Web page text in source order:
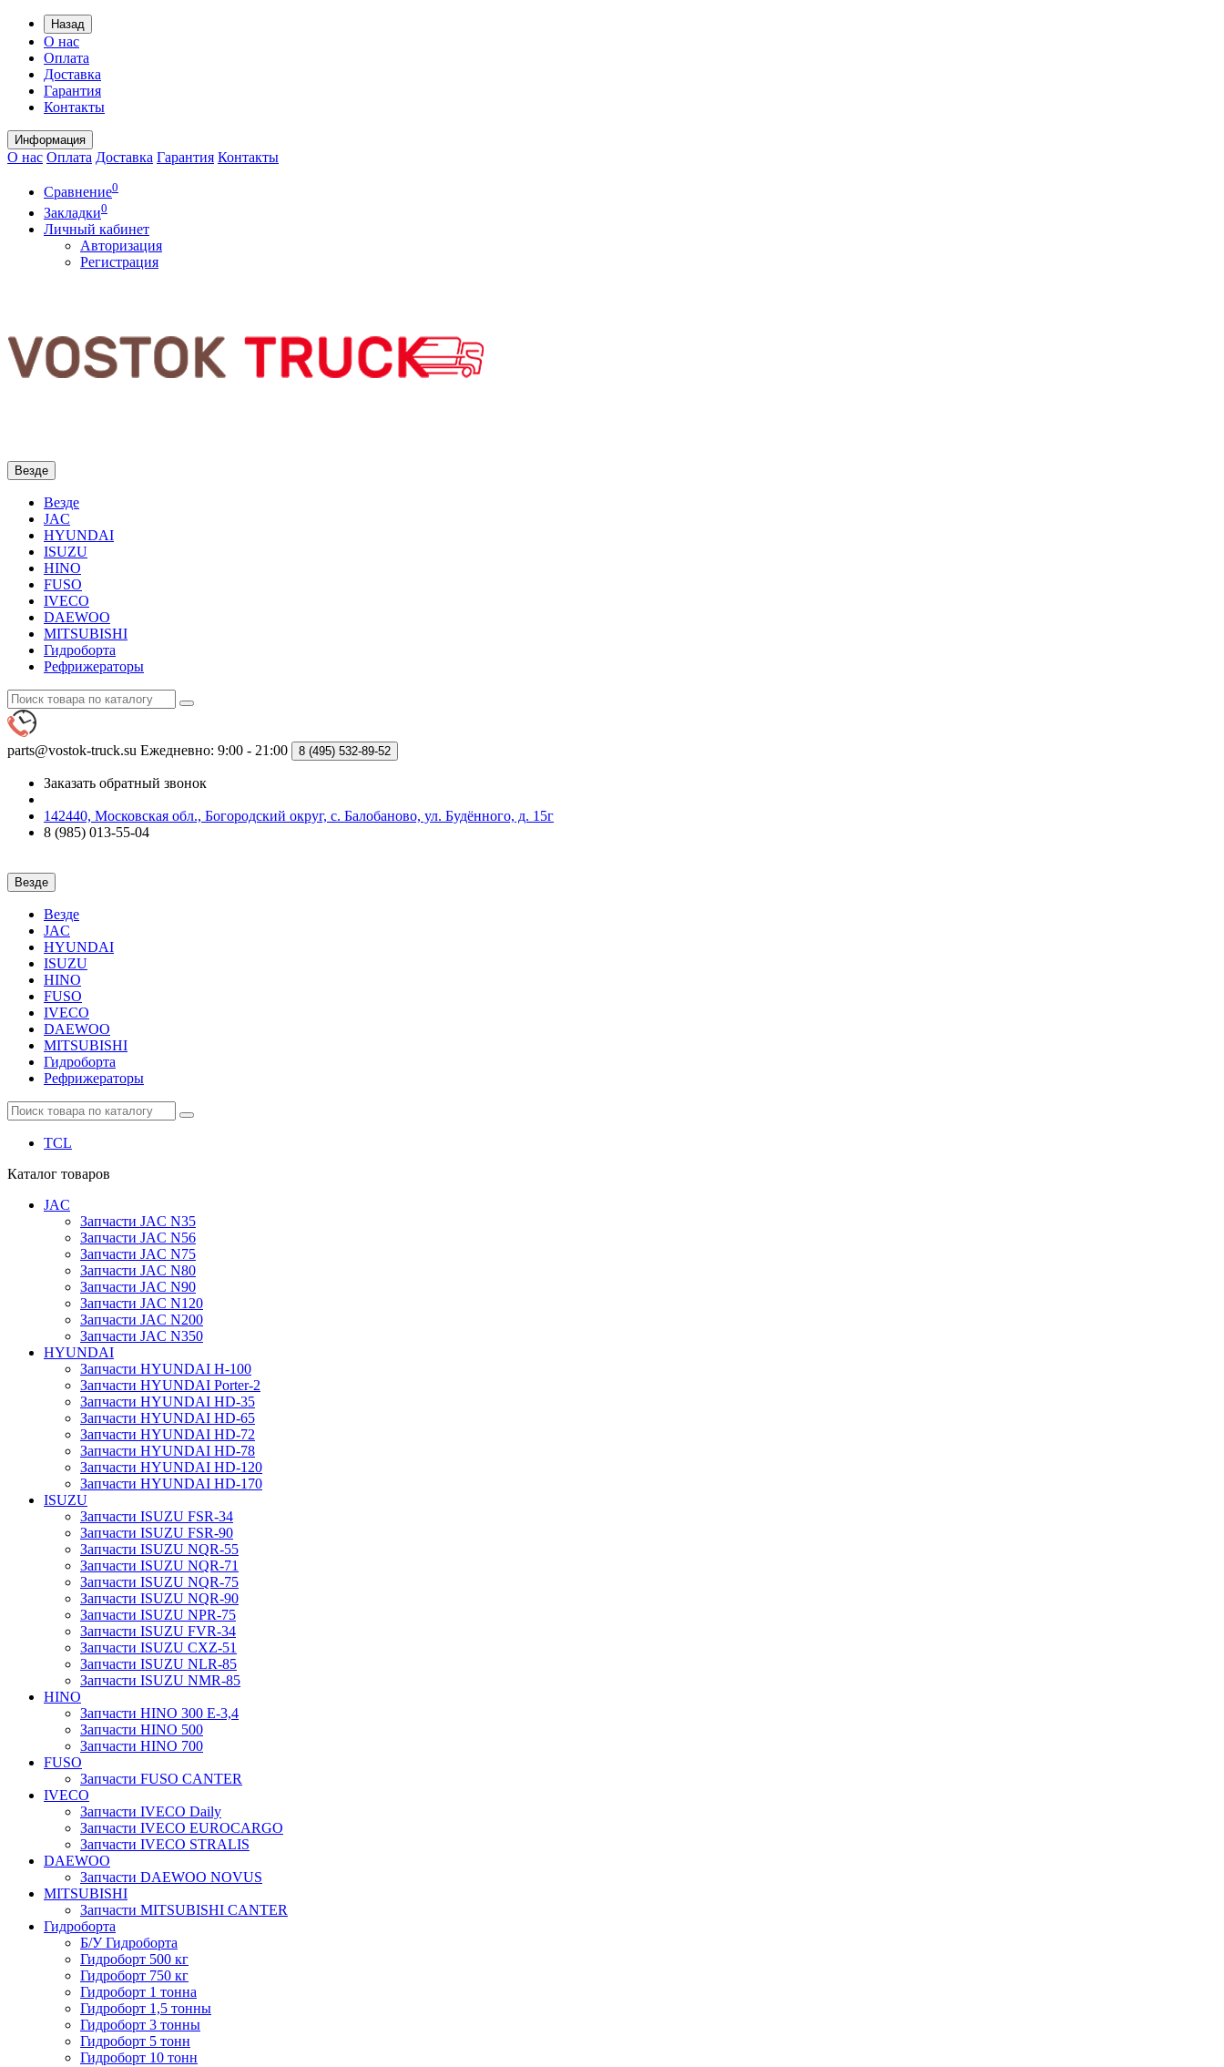
Назад
О нас
Оплата
Доставка
Гарантия
Контакты
Информация
О нас Оплата Доставка Гарантия Контакты
Сравнение0
Закладки0
Личный кабинет
Авторизация
Регистрация
Везде
Везде
JAC
HYUNDAI
ISUZU
HINO
FUSO
IVECO
DAEWOO
MITSUBISHI
Гидроборта
Рефрижераторы
parts@vostok-truck.su Ежедневно: 9:00 - 21:00 8 (495) 532-89-52
Заказать обратный звонок
142440, Московская обл., Богородский округ, с. Балобаново, ул. Будённого, д. 15г
8 (985) 013-55-04
Везде
Везде
JAC
HYUNDAI
ISUZU
HINO
FUSO
IVECO
DAEWOO
MITSUBISHI
Гидроборта
Рефрижераторы
TCL
Каталог товаров
JAC
Запчасти JAC N35
Запчасти JAC N56
Запчасти JAC N75
Запчасти JAC N80
Запчасти JAC N90
Запчасти JAC N120
Запчасти JAC N200
Запчасти JAC N350
HYUNDAI
Запчасти HYUNDAI H-100
Запчасти HYUNDAI Porter-2
Запчасти HYUNDAI HD-35
Запчасти HYUNDAI HD-65
Запчасти HYUNDAI HD-72
Запчасти HYUNDAI HD-78
Запчасти HYUNDAI HD-120
Запчасти HYUNDAI HD-170
ISUZU
Запчасти ISUZU FSR-34
Запчасти ISUZU FSR-90
Запчасти ISUZU NQR-55
Запчасти ISUZU NQR-71
Запчасти ISUZU NQR-75
Запчасти ISUZU NQR-90
Запчасти ISUZU NPR-75
Запчасти ISUZU FVR-34
Запчасти ISUZU CXZ-51
Запчасти ISUZU NLR-85
Запчасти ISUZU NMR-85
HINO
Запчасти HINO 300 E-3,4
Запчасти HINO 500
Запчасти HINO 700
FUSO
Запчасти FUSO CANTER
IVECO
Запчасти IVECO Daily
Запчасти IVECO EUROCARGO
Запчасти IVECO STRALIS
DAEWOO
Запчасти DAEWOO NOVUS
MITSUBISHI
Запчасти MITSUBISHI CANTER
Гидроборта
Б/У Гидроборта
Гидроборт 500 кг
Гидроборт 750 кг
Гидроборт 1 тонна
Гидроборт 1,5 тонны
Гидроборт 3 тонны
Гидроборт 5 тонн
Гидроборт 10 тонн